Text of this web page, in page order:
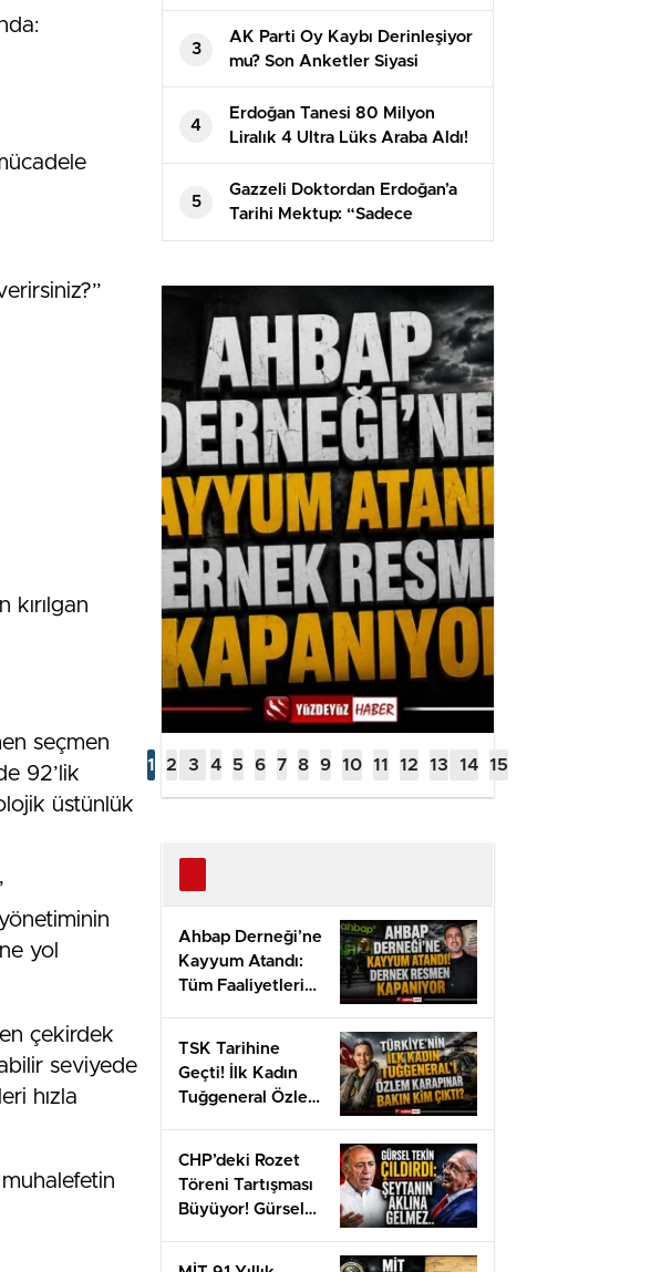
kırılgan
seçmen
92’lik
üstünlük
yol
çekirdek
seviyede
hızla
Sebep
3
AK Parti Oy Kaybı Derinleşiyor
mu? Son Anketler Siyasi
Dengeleri Değiştirdi
4
Erdoğan Tanesi 80 Milyon
Liralık 4 Ultra Lüks Araba Aldı!
5
Gazzeli Doktordan Erdoğan’a
Tarihi Mektup: “Sadece
İzlediniz, Kandırıldık!”
Ahbap Derneği’ne
Kayyum Atandı:
Tüm Faaliyetleri
Açıldı
TSK Tarihine
Geçti! İlk Kadın
Tuğgeneral Özlem
CHP’deki Rozet
Töreni Tartışması
Büyüyor! Gürsel
Duyurusunu